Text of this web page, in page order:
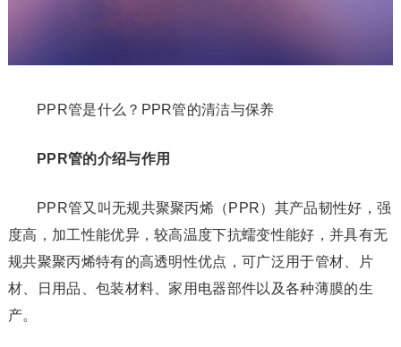
PPR管是什么？PPR管的清洁与保养
PPR管的介绍与作用
PPR管又叫无规共聚聚丙烯（PPR）其产品韧性好，强
度高，加工性能优异，较高温度下抗蠕变性能好，并具有无
规共聚聚丙烯特有的高透明性优点，可广泛用于管材、片
材、日用品、包装材料、家用电器部件以及各种薄膜的生
产。